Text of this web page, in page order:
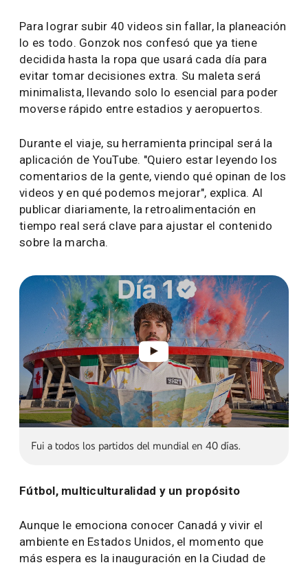
Para lograr subir 40 videos sin fallar, la planeación
lo es todo. Gonzok nos confesó que ya tiene
decidida hasta la ropa que usará cada día para
evitar tomar decisiones extra. Su maleta será
minimalista, llevando solo lo esencial para poder
moverse rápido entre estadios y aeropuertos.
Durante el viaje, su herramienta principal será la
aplicación de YouTube. "Quiero estar leyendo los
comentarios de la gente, viendo qué opinan de los
videos y en qué podemos mejorar", explica. Al
publicar diariamente, la retroalimentación en
tiempo real será clave para ajustar el contenido
sobre la marcha.
Fui a todos los partidos del mundial en 40 días.
Fútbol, multiculturalidad y un propósito
Aunque le emociona conocer Canadá y vivir el
ambiente en Estados Unidos, el momento que
más espera es la inauguración en la Ciudad de